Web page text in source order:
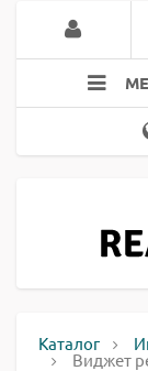
Каталог
Виджет